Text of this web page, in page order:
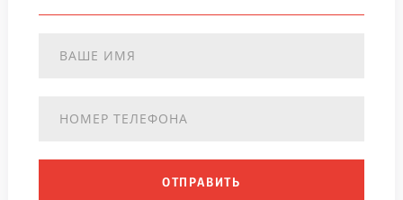
ОТПРАВИТЬ